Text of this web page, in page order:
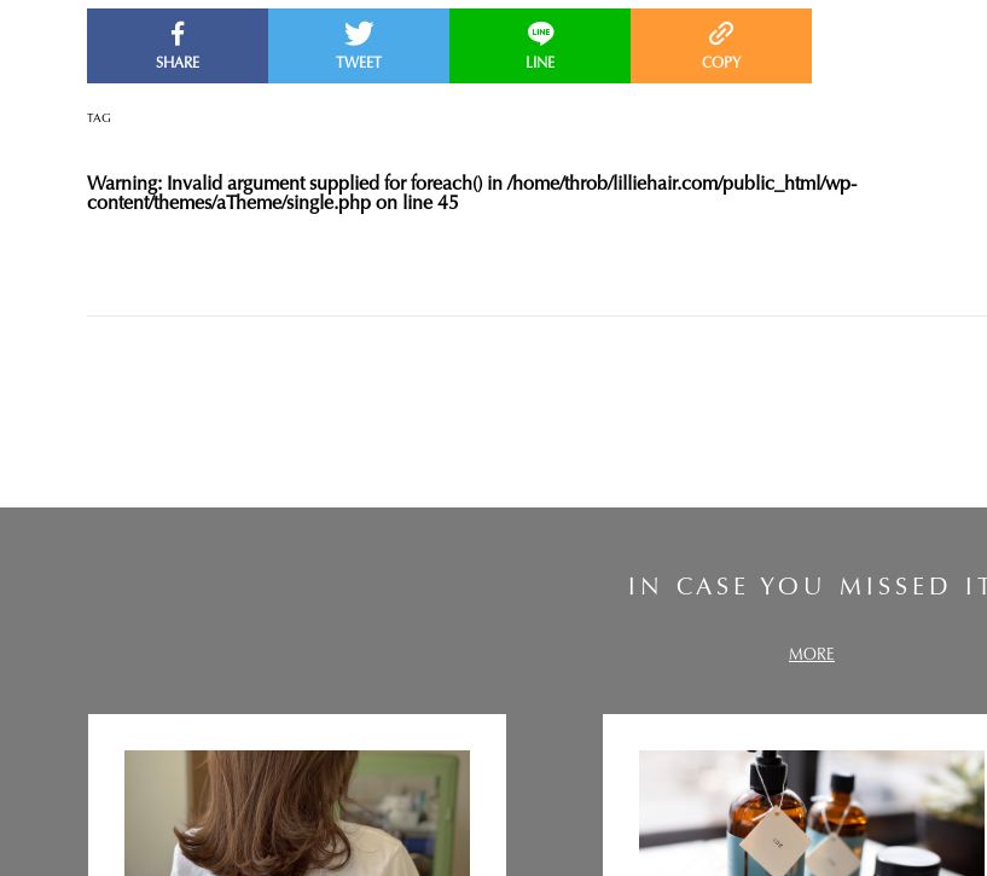
TAG
Warning: Invalid argument supplied for foreach() in/home/throb/lilliehair.com/public_html/wp-
content/themes/aTheme/single.php on line45
IN CASE YOU MISSED IT
MORE